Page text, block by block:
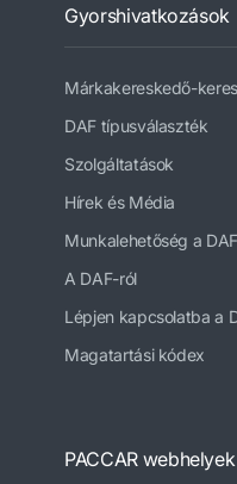
Gyorshivatkozások
Márkakereskedő-
DAF típusválaszték
Szolgáltatások
Hírek és Média
Munkalehetőség a
A DAF-ról
Lépjen kapcsolatba a
Magatartási kódex
PACCAR